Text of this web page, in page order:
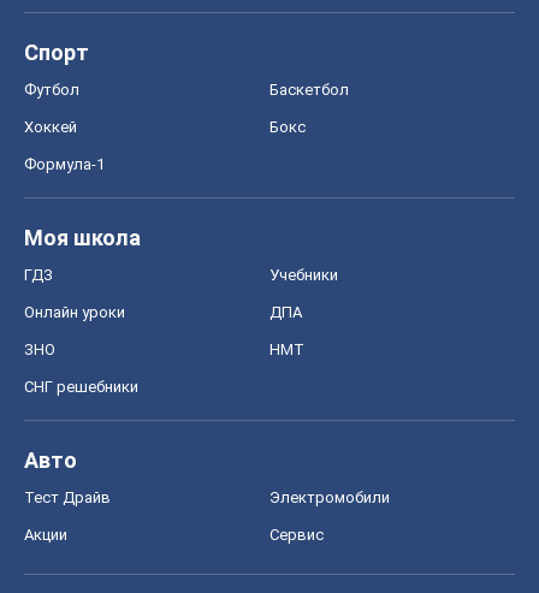
Спорт
Футбол Баскетбол
Хоккей Бокс
Формула-1
Моя школа
ГДЗ Учебники
Онлайн уроки ДПА
ЗНО НМТ
СНГ решебники
Авто
Тест Драйв Электромобили
Акции Сервис